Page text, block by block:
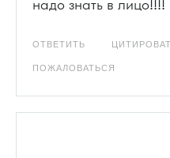
надо знать в лицо!!!!
ОТВЕТИТЬ
ПОЖАЛОВАТЬСЯ